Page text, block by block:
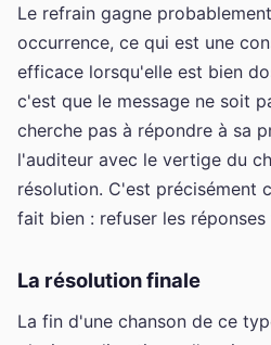
Le refrain gagne
occurrence, ce qui est une
efficace lorsqu'elle est bien
c'est que le message ne soit
cherche pas à répondre à sa
l'auditeur avec le vertige du
résolution. C'est précisément
fait bien : refuser les réponses
La résolution finale
La fin d'une chanson de ce